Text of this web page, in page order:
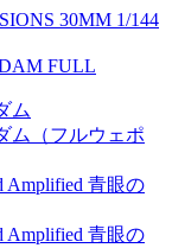
30MM 1/144
FULL
ム
ム（フルウェポ
Amplified 青眼の
Amplified 青眼の